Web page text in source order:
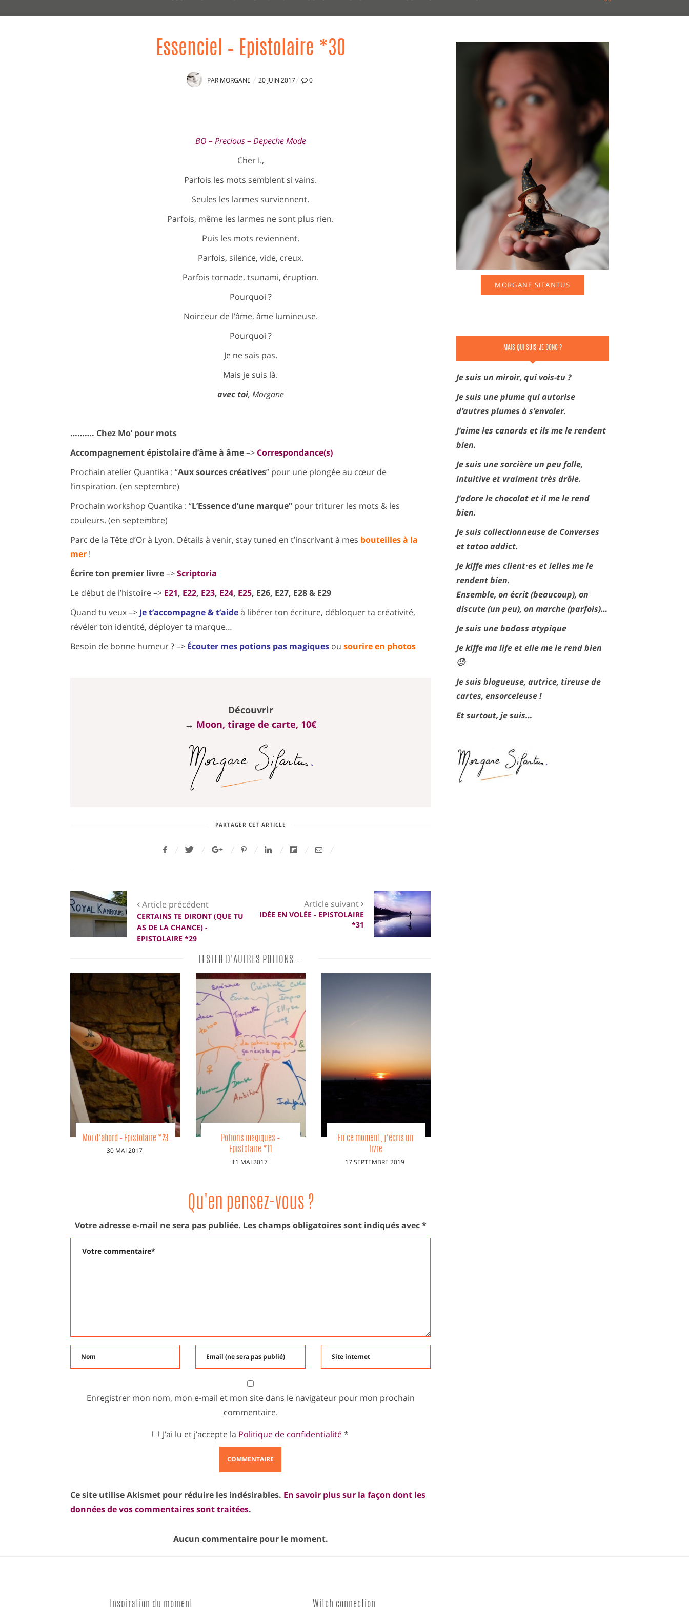
Essenciel – Epistolaire *30
PAR MORGANE
PUBLIÉ
20 JUIN 2017 0
BO – Precious – Depeche Mode
Cher I.,
Parfois les mots semblent si vains.
Seules les larmes surviennent.
Parfois, même les larmes ne sont plus rien.
Puis les mots reviennent.
Parfois, silence, vide, creux.
Parfois tornade, tsunami, éruption.
Pourquoi ?
Noirceur de l’âme, âme lumineuse.
Pourquoi ?
Je ne sais pas.
Mais je suis là.
avec toi, Morgane
………. Chez Mo’ pour mots
Accompagnement épistolaire d’âme à âme–> Correspondance(s)
Prochain atelier Quantika : “Aux sources créatives” pour une plongée au cœur de
l’inspiration. (en septembre)
Prochain workshop Quantika : “L’Essence d’une marque” pour triturer les mots & les
couleurs. (en septembre)
Parc de la Tête d’Or à Lyon. Détails à venir, stay tuned en t’inscrivant à mes bouteilles à la
mer !
Écrire ton premier livre–>Scriptoria
Le début de l’histoire –> E21, E22, E23, E24, E25, E26, E27, E28 & E29
Quand tu veux –> Je t’accompagne & t’aideà libérer ton écriture, débloquer ta créativité,
révéler ton identité, déployer ta marque…
Besoin de bonne humeur ? –> Écouter mes potions pas magiques ou sourire en photos
Découvrir
→ Moon, tirage de carte, 10€
PARTAGER CET ARTICLE
Article précédent
CERTAINS TE DIRONT (QUE TU
AS DE LA CHANCE) -
EPISTOLAIRE *29
Article suivant
IDÉE EN VOLÉE - EPISTOLAIRE
*31
TESTER D'AUTRES POTIONS...
Potions magiques –
Epistolaire *11
En ce moment, j’écris un
livre
PUBLIÉ
17 SEPTEMBRE 2019
Lire – Epistolaire *24
PUBLIÉ
LE
2 JUIN 2017
Qu'en pensez-vous ?
Votre adresse e-mail ne sera pas publiée. Les champs obligatoires sont indiqués avec*
Enregistrer mon nom, mon e-mail et mon site dans le navigateur pour mon prochain
commentaire.
J’ai lu et j’accepte la Politique de confidentialité*
Ce site utilise Akismet pour réduire les indésirables. En savoir plus sur la façon dont les
données de vos commentaires sont traitées.
Aucun commentaire pour le moment.
MORGANE SIFANTUS
MAIS QUI SUIS-JE DONC ?
Je suis un miroir, qui vois-tu ?
Je suis une plume qui autorise
d’autres plumes à s’envoler.
J’aime les canards et ils me le rendent
bien.
Je suis une sorcière un peu folle,
intuitive et vraiment très drôle.
J’adore le chocolat et il me le rend
bien.
Je suis collectionneuse de Converses
et tatoo addict.
Je kiffe mes client·es et ielles me le
rendent bien.
Ensemble, on écrit (beaucoup), on
discute (un peu), on marche (parfois)…
Je suis une badass atypique
Je kiffe ma life et elle me le rend bien
🙂
Je suis blogueuse, autrice, tireuse de
cartes, ensorceleuse !
Et surtout, je suis…
Inspiration du moment Witch connection